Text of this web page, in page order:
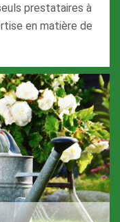
prestataires à
en matière de